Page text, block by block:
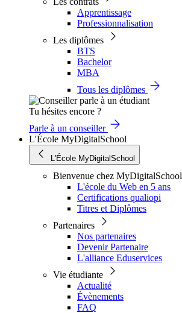
Apprentissage
Professionnalisation
Les diplômes
BTS
Bachelor
MBA
Tous les diplômes
Tu hésites encore ?
Parle à un conseiller
L'École MyDigitalSchool
L'École MyDigitalSchool
Bienvenue chez MyDigitalSchool
L'école du Web en 5 ans
Certifications qualiopi
Titres et Diplômes
Partenaires
Nos partenaires
Devenir Partenaire
L'alliance Eduservices
Vie étudiante
Actualité
Évènements
FAQ